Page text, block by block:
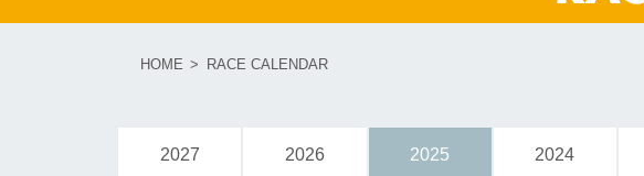
HOME RACE CALENDAR
2027 2026 2025 2024